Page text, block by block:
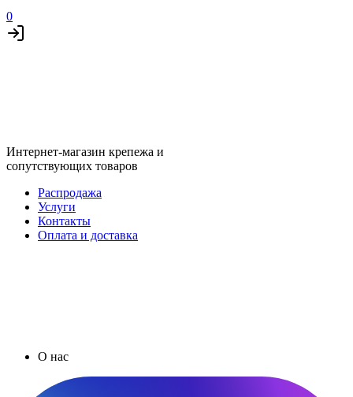
0
Интернет-магазин крепежа и
сопутствующих товаров
Распродажа
Услуги
Контакты
Оплата и доставка
О нас